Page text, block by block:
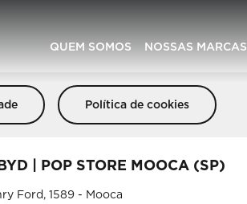
QUEM SOMOS NOSSAS MARCAS
Política de cookies
| POP STORE MOOCA (SP)
Ford, 1589 - Mooca